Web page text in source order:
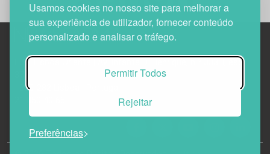
Usamos cookies no nosso site para melhorar a
sua experiência de utilizador, fornecer conteúdo
personalizado e analisar o tráfego.
Permitir Todos
Rejeitar
Preferências
Edif. Lisboa Oriente | Av. Infante D. Henrique, n.º 333H, esc.
1800-282 Lisboa | Portugal